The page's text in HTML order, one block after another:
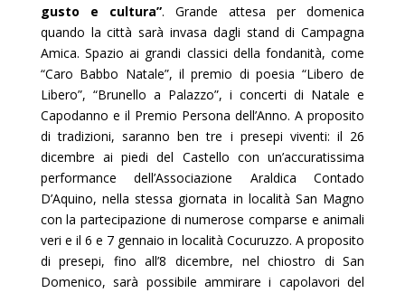
gusto e cultura”. Grande attesa per domenica
quando la città sarà invasa dagli stand di Campagna
Amica. Spazio ai grandi classici della fondanità, come
“Caro Babbo Natale”, il premio di poesia “Libero de
Libero”, “Brunello a Palazzo”, i concerti di Natale e
Capodanno e il Premio Persona dell’Anno. A proposito
di tradizioni, saranno ben tre i presepi viventi: il 26
dicembre ai piedi del Castello con un’accuratissima
performance dell’Associazione Araldica Contado
D’Aquino, nella stessa giornata in località San Magno
con la partecipazione di numerose comparse e animali
veri e il 6 e 7 gennaio in località Cocuruzzo. A proposito
di presepi, fino all’8 dicembre, nel chiostro di San
Domenico, sarà possibile ammirare i capolavori del